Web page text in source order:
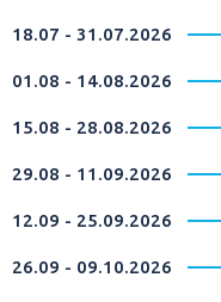
18.07 - 31.07.2026
01.08 - 14.08.2026
15.08 - 28.08.2026
29.08 - 11.09.2026
12.09 - 25.09.2026
26.09 - 09.10.2026